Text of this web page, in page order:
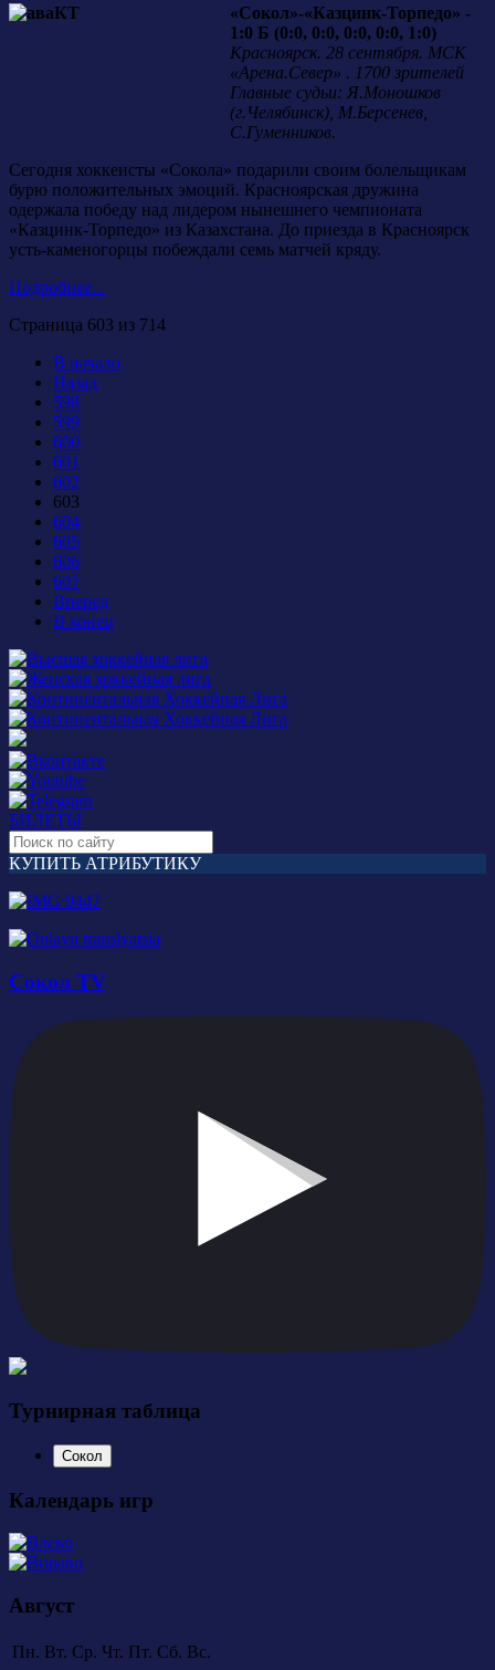
«Сокол»-«Казцинк-Торпедо» -
1:0 Б (0:0, 0:0, 0:0, 0:0, 1:0)
Красноярск. 28 сентября. МСК
«Арена.Север» . 1700 зрителей
Главные судьи: Я.Моношков
(г.Челябинск), М.Берсенев,
С.Гуменников.
Сегодня хоккеисты «Сокола» подарили своим болельщикам
бурю положительных эмоций. Красноярская дружина
одержала победу над лидером нынешнего чемпионата
«Казцинк-Торпедо» из Казахстана. До приезда в Красноярск
усть-каменогорцы побеждали семь матчей кряду.
Подробнее...
Страница 603 из 714
В начало
Назад
598
599
600
601
602
603
604
605
606
607
Вперед
В конец
БИЛЕТЫ
КУПИТЬ АТРИБУТИКУ
Сокол TV
Турнирная таблица
Сокол
Календарь игр
Август
Пн. Вт. Ср. Чт. Пт. Сб. Вс.